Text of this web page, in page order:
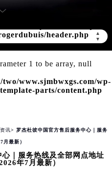
▲
▼
argument supplied for
header.php
1 to be array, null
www.sjmbwxgs.com/wp-
parts/content.php
讯> 罗杰杜彼中国官方售后服务中心｜服务
月最新）
｜服务热线及全部网点地址
年7月最新）